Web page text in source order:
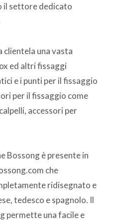
il settore dedicato
una vasta
ed altri fissaggi
e i punti per il fissaggio
per il fissaggio come
accessori per
Bossong è presente in
che
ridisegnato e
tedesco e spagnolo. Il
permette una facile e